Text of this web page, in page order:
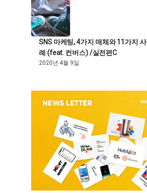
SNS 마케팅, 4가지 매체와 11가지 사
례 (feat. 컨버스) /실전편C
2020년 4월 9일